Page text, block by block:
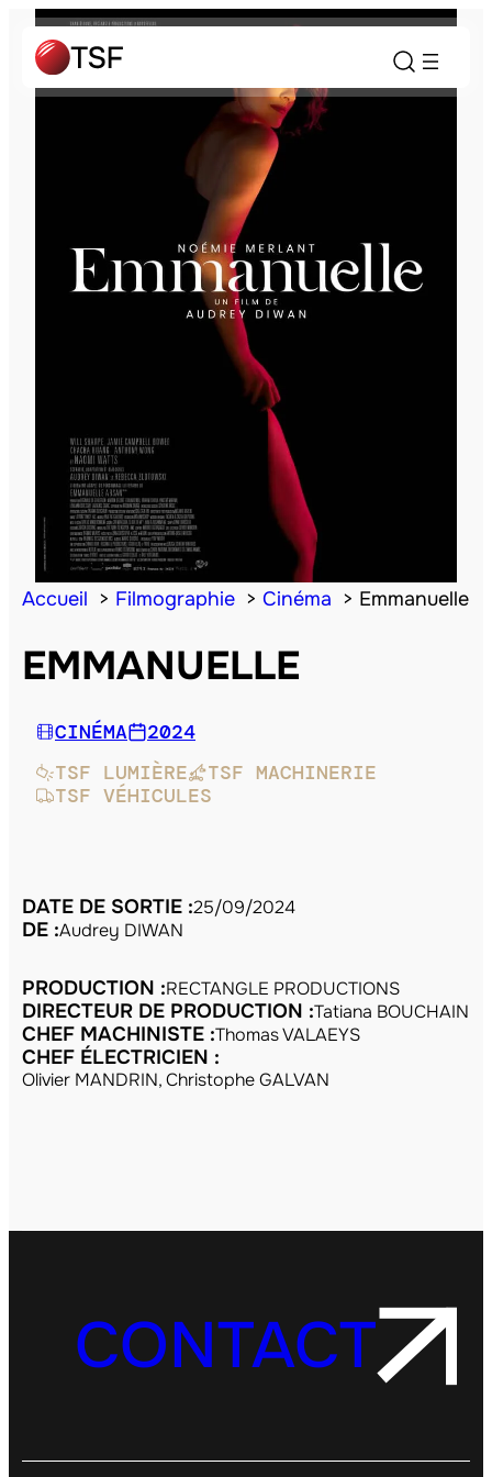
Accueil Filmographie Cinéma Emmanuelle
EMMANUELLE
CINÉMA
2024
TSF LUMIÈRE
TSF MACHINERIE
TSF VÉHICULES
DATE DE SORTIE :25/09/2024
DE :Audrey DIWAN
PRODUCTION :RECTANGLE PRODUCTIONS
DIRECTEUR DE PRODUCTION :Tatiana BOUCHAIN
CHEF MACHINISTE :Thomas VALAEYS
CHEF ÉLECTRICIEN :
Olivier MANDRIN, Christophe GALVAN
CONTACT